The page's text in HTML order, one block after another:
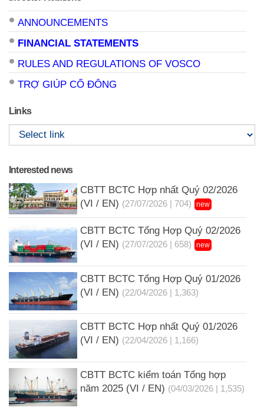
ANNOUNCEMENTS
FINANCIAL STATEMENTS
RULES AND REGULATIONS OF VOSCO
TRỢ GIÚP CỔ ĐÔNG
Links
Interested news
CBTT BCTC Hợp nhất Quý 02/2026
(VI / EN) (27/07/2026 | 704) new
CBTT BCTC Tổng Hợp Quý 02/2026
(VI / EN) (27/07/2026 | 658) new
CBTT BCTC Tổng Hợp Quý 01/2026
(VI / EN) (22/04/2026 | 1,363)
CBTT BCTC Hợp nhất Quý 01/2026
(VI / EN) (22/04/2026 | 1,166)
CBTT BCTC kiểm toán Tổng hợp
năm 2025 (VI / EN) (04/03/2026 | 1,535)